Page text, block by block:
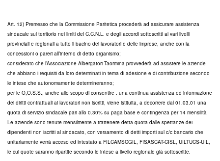
Art. 12) Premesso che la Commissione Paritetica procederà ad assicurare assistenza
sindacale sul territorio nei limiti del C.C.N.L. e degli accordi sottoscritti ai vari livelli
provinciali e regionali a tutto il bacino dei lavoratori e delle imprese, anche con la
concessioni o pareri all’interno di detto organismo;
considerato che l’Associazione Albergatori Taormina provvederà ad assistere le aziende
che abbiano i requisiti da loro determinati in tema di adesione e di contribuzione secondo
le intese che autonomamente determineranno;
per le O,O.S.S., anche allo scopo di consentire . una continua assistenza ed informazione
dei diritti contrattuali ai lavoratori non iscritti, viene istituita, a decorrere dal 01.03.01 una
quota di servizio sindacale pari allo 0.30% su paga base e contingenza per 14 mensilità
Le aziende sono tenute mensilmente a trattenere detta quota dalle spettanze dei
dipendenti non iscritti al sindacato, con versamento di detti importi sul c/c bancario che
unitariamente verrà acceso ed intestato a FILCAMS­CGIL, FISASCAT-CISL, UILTUCS-UIL,
le cui quote saranno ripartite secondo le intese a livello regionale già sottoscritte.